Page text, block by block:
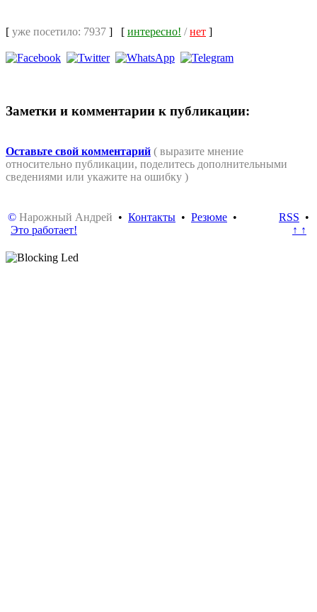
[ уже посетило: 7937 ] [ интересно! /нет ]
Заметки и комментарии к публикации:
Оставьте свой комментарий ( выразите мнение
относительно публикации, поделитесь дополнительными
сведениями или укажите на ошибку )
© Нарожный Андрей • Контакты • Резюме •
Это работает!
RSS •
↑ ↑